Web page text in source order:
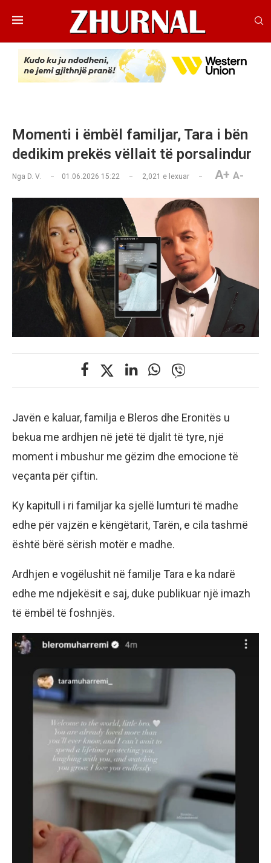
Momenti i ëmbël familjar, Tara i bën
dedikim prekës vëllait të porsalindur
Nga D. V. 01.06.2026 15:22 2,021 e lexuar A+ A-
Javën e kaluar, familja e Bleros dhe Eronitës u
bekua me ardhjen në jetë të djalit të tyre, një
moment i mbushur me gëzim dhe emocione të
veçanta për çiftin.
Ky kapitull i ri familjar ka sjellë lumturi të madhe
edhe për vajzën e këngëtarit, Tarën, e cila tashmë
është bërë sërish motër e madhe.
Ardhjen e vogëlushit në familje Tara e ka ndarë
edhe me ndjekësit e saj, duke publikuar një imazh
të ëmbël të foshnjës.